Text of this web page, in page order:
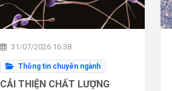
31/07/2026 16:38
Thông tin chuyên ngành
CẢI THIỆN CHẤT LƯỢNG